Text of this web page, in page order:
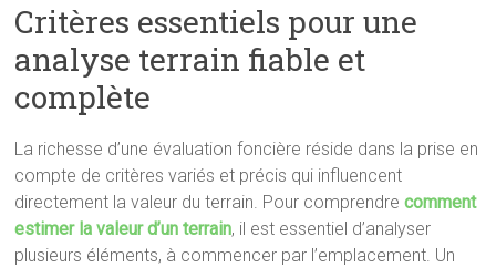
Critères essentiels pour une
analyse terrain fiable et
complète
La richesse d’une évaluation foncière réside dans la prise en
compte de critères variés et précis qui influencent
directement la valeur du terrain. Pour comprendrecomment
estimer la valeur d’un terrain, il est essentiel d’analyser
plusieurs éléments, à commencer par l’emplacement. Un